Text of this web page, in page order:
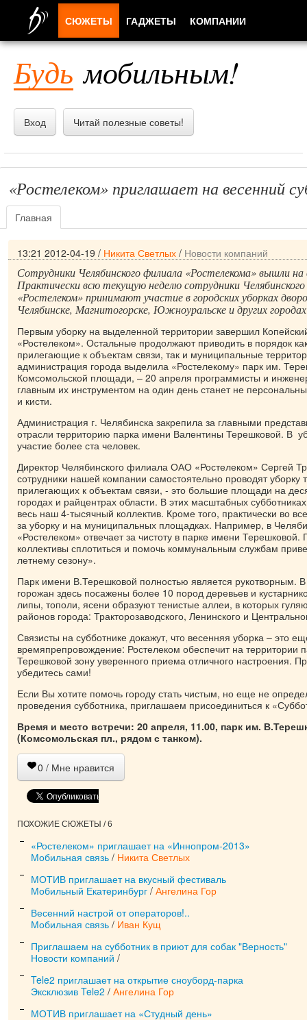
Будь мобильным!
Вход Читай полезные советы!
«Ростелеком» приглашает на весенний
Главная
13:21 2012-04-19 / Никита Светлых / Новости компаний
Сотрудники Челябинского филиала «Ростелекома» вышли на
Практически всю текущую неделю сотрудники
«Ростелеком» принимают участие в городских уборках
Челябинске, Магнитогорске, Южноуральске и других
Первым уборку на выделенной территории завершил
«Ростелеком». Остальные продолжают приводить в порядок
прилегающие к объектам связи, так и муниципальные
администрация города выделила «Ростелекому» парк им.
Комсомольской площади, – 20 апреля программисты и
главным их инструментом на один день станет не
и кисти.
Администрация г. Челябинска закрепила за главными
отрасли территорию парка имени Валентины Терешковой. В
участие более ста человек.
Директор Челябинского филиала ОАО «Ростелеком» Сергей
сотрудники нашей компании самостоятельно проводят уборку
прилегающих к объектам связи, - это большие площади на
городах и райцентрах области. В этих масштабных
весь наш 4-тысячный коллектив. Кроме того, практически во
за уборку и на муниципальных площадках. Например, в
«Ростелеком» отвечает за чистоту в парке имени
коллективы сплотиться и помочь коммунальным службам
летнему сезону».
Парк имени В.Терешковой полностью является рукотворным.
горожан здесь посажены более 10 пород деревьев и
липы, тополи, ясени образуют тенистые аллеи, в которых
районов города: Тракторозаводского, Ленинского и
Связисты на субботнике докажут, что весенняя уборка – это
времяпрепровождение: Ростелеком обеспечит на территории
Терешковой зону уверенного приема отличного настроения.
убедитесь сами!
Если Вы хотите помочь городу стать чистым, но еще не
проведения субботника, приглашаем присоединиться к
Время и место встречи: 20 апреля, 11.00, парк им.
(Комсомольская пл., рядом с танком).
0 / Мне нравится
ПОХОЖИЕ СЮЖЕТЫ / 6
«Ростелеком» приглашает на «Иннопром-2013»
Мобильная связь / Никита Светлых
МОТИВ приглашает на вкусный фестиваль
Мобильный Екатеринбург / Ангелина Гор
Весенний настрой от операторов!..
Мобильная связь / Иван Кущ
Приглашаем на субботник в приют для собак "Верность"
Новости компаний /
Tele2 приглашает на открытие сноуборд-парка
Эксклюзив Tele2 / Ангелина Гор
МОТИВ приглашает на «Студный день»
СЮЖЕТЫ ГАДЖЕТЫ КОМПАНИИ
ПРИЛОЖЕНИЯ